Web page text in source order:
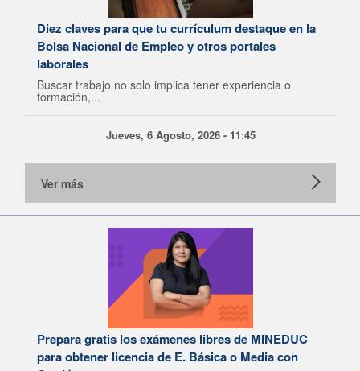
Diez claves para que tu currículum destaque en la
Bolsa Nacional de Empleo y otros portales
laborales
Buscar trabajo no solo implica tener experiencia o
formación,...
Jueves, 6 Agosto, 2026 - 11:45
Ver más
Prepara gratis los exámenes libres de MINEDUC
para obtener licencia de E. Básica o Media con